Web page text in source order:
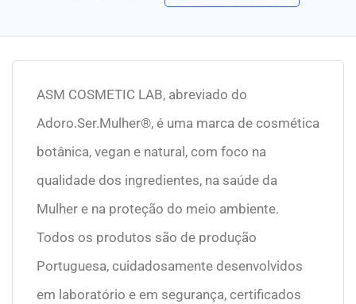
ASM COSMETIC LAB, abreviado do
Adoro.Ser.Mulher®, é uma marca de cosmética
botânica, vegan e natural, com foco na
qualidade dos ingredientes, na saúde da
Mulher e na proteção do meio ambiente.
Todos os produtos são de produção
Portuguesa, cuidadosamente desenvolvidos
em laboratório e em segurança, certificados